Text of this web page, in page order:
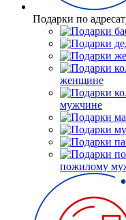
Подарки по
женщине
мужчине
пожилому